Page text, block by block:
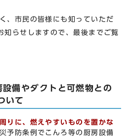
、市民の皆様にも知っていただ
知らせしますので、最後までご覧
備やダクトと可燃物との
いて
りに、燃えやすいものを置かな
災予防条例でこんろ等の厨房設備